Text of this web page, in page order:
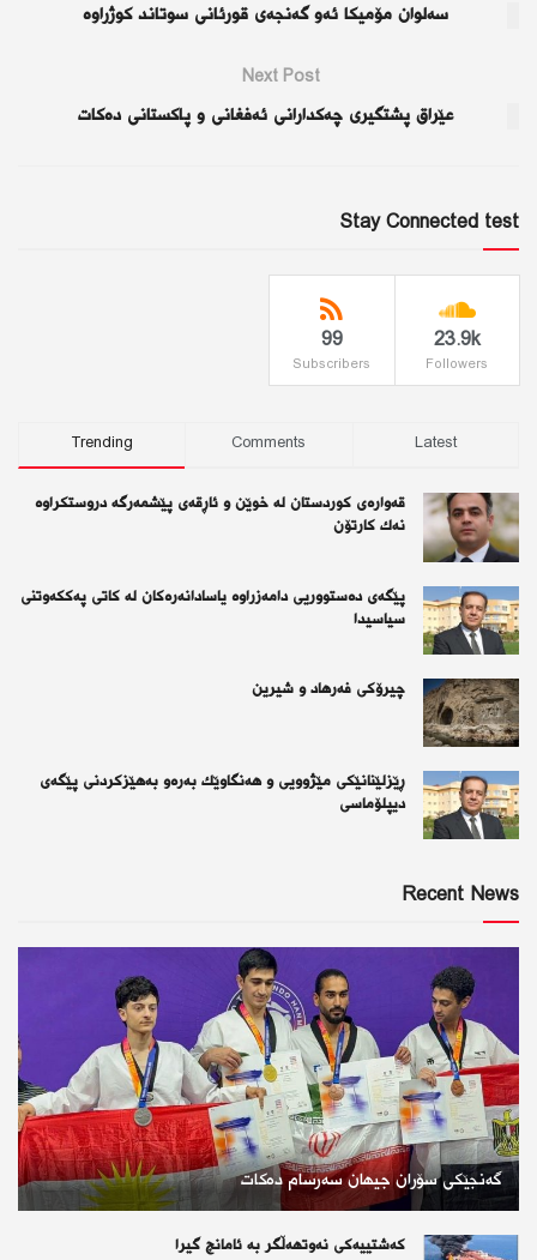
سەلوان مۆمیکا ئەو گەنجەی قورئانی سوتاند کوژراوە
Next Post
عێراق پشتگیرى چەکدارانى ئەفغانى و پاکستانى دەکات
Stay Connected test
23.9k
Followers
99
Subscribers
Trending Comments Latest
قەوارەی كوردستان لە خوێن و ئاڕقەی پێشمەرگە دروستكراوە
نەك كارتۆن
پێگەی دەستووریی دامەزراوە یاسادانەرەكان لە كاتی پەككەوتنی
سیاسیدا
چیرۆكی فەرهاد و شیرین
ڕێزلێنانێكی مێژوویی و هەنگاوێك بەرەو بەهێزكردنی پێگەی
دیپلۆماسی
Recent News
گەنجێكی سۆران جیهان سەرسام دەكات
كەشتییەكی نەوتهەڵگر بە ئامانج گیرا